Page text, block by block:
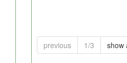
previous 1/3 show